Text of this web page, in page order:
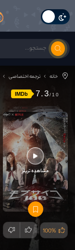
خانه ترجمه اختصاصی
IMDb 7.3
مشاهده تریلر
100%